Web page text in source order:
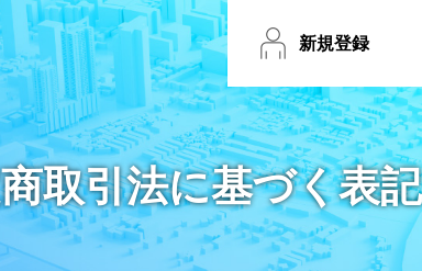
新規登録
取引法に基づく表記